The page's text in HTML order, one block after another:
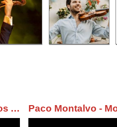
Paco Montalvo “Entre dos Aguas” Paco de Lucía